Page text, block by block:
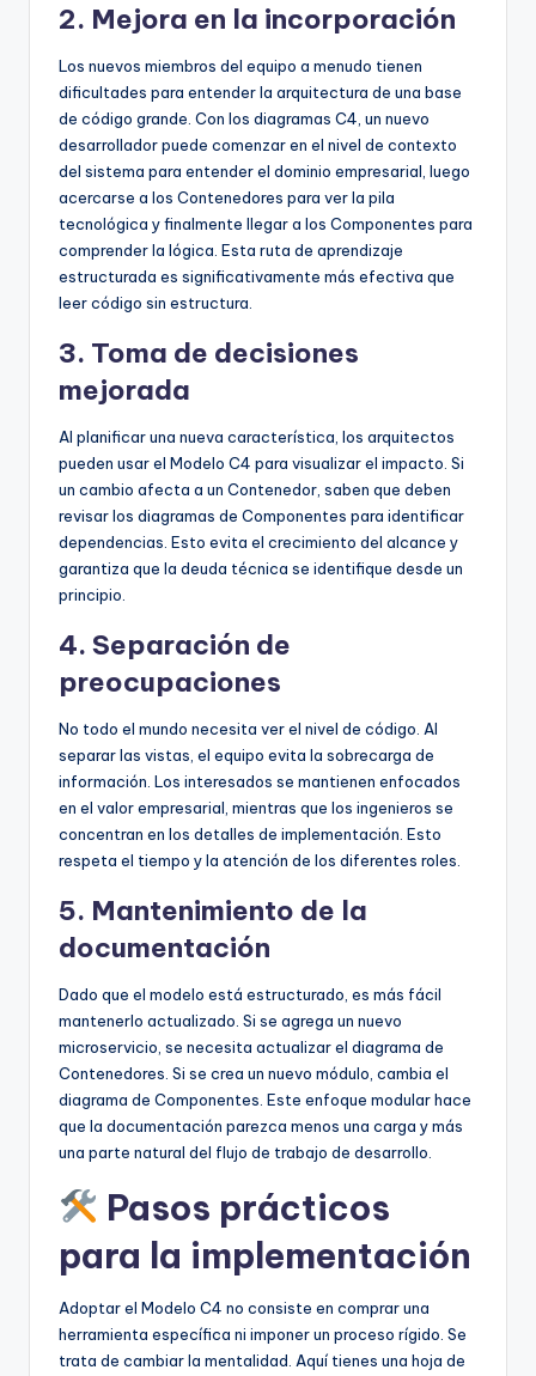
2. Mejora en la incorporación
Los nuevos miembros del equipo a menudo tienen
dificultades para entender la arquitectura de una base
de código grande. Con los diagramas C4, un nuevo
desarrollador puede comenzar en el nivel de contexto
del sistema para entender el dominio empresarial, luego
acercarse a los Contenedores para ver la pila
tecnológica y finalmente llegar a los Componentes para
comprender la lógica. Esta ruta de aprendizaje
estructurada es significativamente más efectiva que
leer código sin estructura.
3. Toma de decisiones
mejorada
Al planificar una nueva característica, los arquitectos
pueden usar el Modelo C4 para visualizar el impacto. Si
un cambio afecta a un Contenedor, saben que deben
revisar los diagramas de Componentes para identificar
dependencias. Esto evita el crecimiento del alcance y
garantiza que la deuda técnica se identifique desde un
principio.
4. Separación de
preocupaciones
No todo el mundo necesita ver el nivel de código. Al
separar las vistas, el equipo evita la sobrecarga de
información. Los interesados se mantienen enfocados
en el valor empresarial, mientras que los ingenieros se
concentran en los detalles de implementación. Esto
respeta el tiempo y la atención de los diferentes roles.
5. Mantenimiento de la
documentación
Dado que el modelo está estructurado, es más fácil
mantenerlo actualizado. Si se agrega un nuevo
microservicio, se necesita actualizar el diagrama de
Contenedores. Si se crea un nuevo módulo, cambia el
diagrama de Componentes. Este enfoque modular hace
que la documentación parezca menos una carga y más
una parte natural del flujo de trabajo de desarrollo.
Pasos prácticos
para la implementación
Adoptar el Modelo C4 no consiste en comprar una
herramienta específica ni imponer un proceso rígido. Se
trata de cambiar la mentalidad. Aquí tienes una hoja de